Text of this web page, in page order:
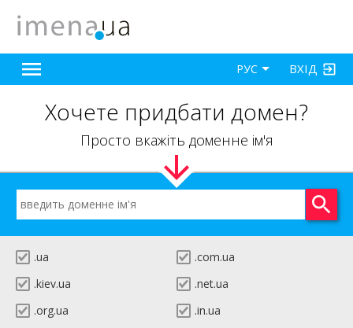
ВХІД
РУС
Хочете придбати домен?
Просто вкажіть доменне ім'я
.ua
.com.ua
.kiev.ua
.net.ua
.org.ua
.in.ua